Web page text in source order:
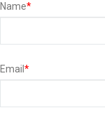
Name*
Email *